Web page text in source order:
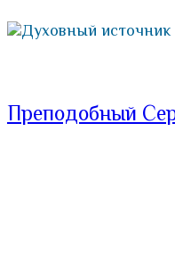
Духовный источник
Преподобный